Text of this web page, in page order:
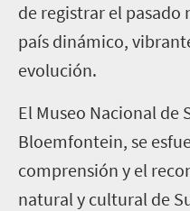
de registrar el pasado
país dinámico,
evolución.
El Museo Nacional de
Bloemfontein, se
comprensión y el
natural y cultural de